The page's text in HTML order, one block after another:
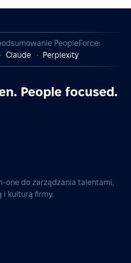
PeopleForce:
Claude Perplexity
People focused.
one do zarządzania talentami,
i kulturą firmy.